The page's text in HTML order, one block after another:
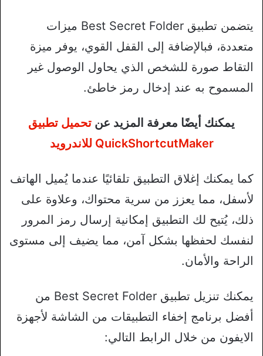
يتضمن تطبيق Best Secret Folder ميزات
متعددة، فبالإضافة إلى القفل القوي، يوفر ميزة
التقاط صورة للشخص الذي يحاول الوصول غير
المسموح به عند إدخال رمز خاطئ.
يمكنك أيضًا معرفة المزيد عن تحميل تطبيق
QuickShortcutMaker للاندرويد
كما يمكنك إغلاق التطبيق تلقائيًا عندما يُميل الهاتف
لأسفل، مما يعزز من سرية محتواك، وعلاوة على
ذلك، يُتيح لك التطبيق إمكانية إرسال رمز المرور
لنفسك لحفظها بشكل آمن، مما يضيف إلى مستوى
الراحة والأمان.
يمكنك تنزيل تطبيق Best Secret Folder من
أفضل برنامج إخفاء التطبيقات من الشاشة لأجهزة
الايفون من خلال الرابط التالي: